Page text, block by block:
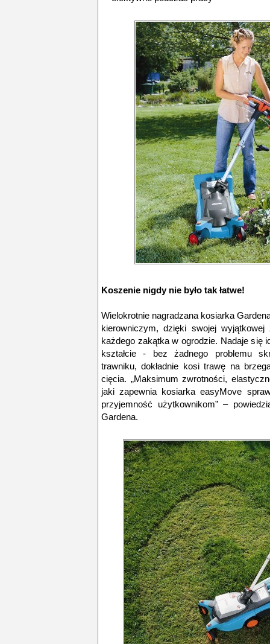
Koszenie nigdy nie było tak łatwe!
Wielokrotnie nagradzana kosiarka
kierowniczym, dzięki swojej
każdego zakątka w ogrodzie. Nadaje się
kształcie - bez żadnego problemu
trawniku, dokładnie kosi trawę na
cięcia. „Maksimum zwrotności,
jaki zapewnia kosiarka easyMove
przyjemność użytkownikom” –
Gardena.